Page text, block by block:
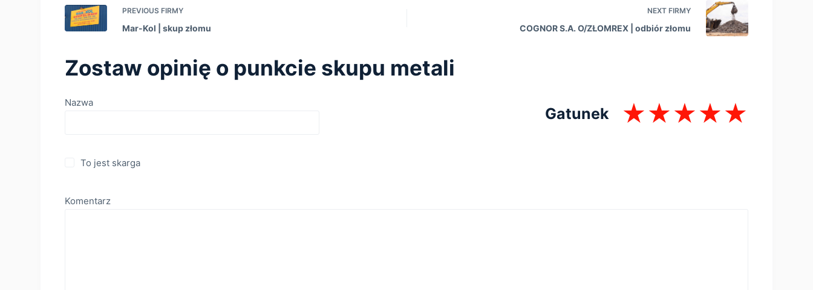
PREVIOUS FIRMY
Mar-Kol | skup złomu
NEXT FIRMY
COGNOR S.A. O/ZŁOMREX | оdbiór złomu
Zostaw opinię o punkcie skupu metali
Nazwa
Gatunek
To jest skarga
Komentarz